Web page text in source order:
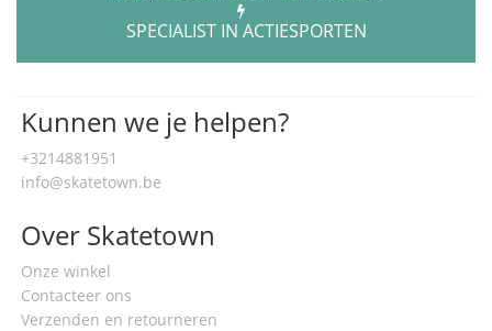
SPECIALIST IN ACTIESPORTEN
Kunnen we je helpen?
+3214881951
info@skatetown.be
Over Skatetown
Onze winkel
Contacteer ons
Verzenden en retourneren